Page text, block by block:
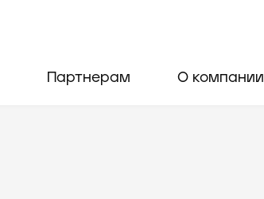
Партнерам О компании